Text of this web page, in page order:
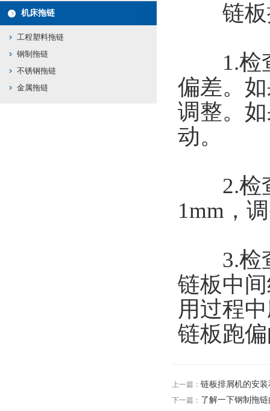
机床拖链
工程塑料拖链
钢制拖链
不锈钢拖链
金属拖链
链板排
1.检查
偏差。
调整。
动。
2.检查
1mm，
3.检查
链板中
用过程
链板跑
上一篇： 链板排屑机的安
下一篇： 了解一下钢制拖